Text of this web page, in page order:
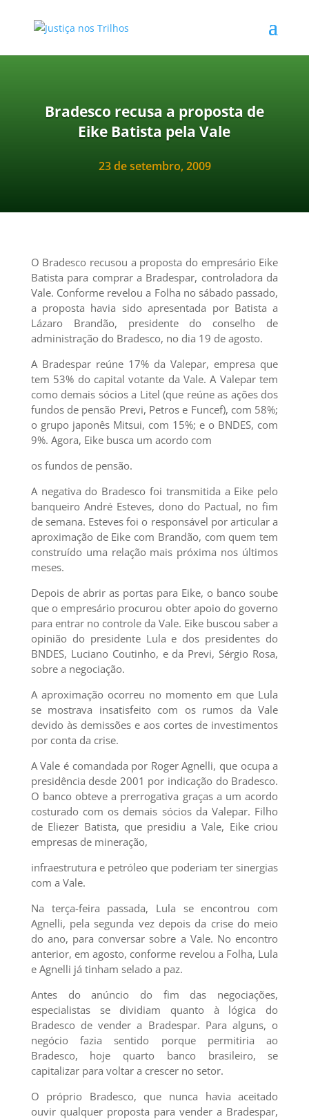
Bradesco recusa a proposta de
Eike Batista pela Vale
23 de setembro, 2009
O Bradesco recusou a proposta do empresário Eike
Batista para comprar a Bradespar, controladora da
Vale. Conforme revelou a Folha no sábado passado,
a proposta havia sido apresentada por Batista a
Lázaro Brandão, presidente do conselho de
administração do Bradesco, no dia 19 de agosto.
A Bradespar reúne 17% da Valepar, empresa que
tem 53% do capital votante da Vale. A Valepar tem
como demais sócios a Litel (que reúne as ações dos
fundos de pensão Previ, Petros e Funcef), com 58%;
o grupo japonês Mitsui, com 15%; e o BNDES, com
9%. Agora, Eike busca um acordo com
os fundos de pensão.
A negativa do Bradesco foi transmitida a Eike pelo
banqueiro André Esteves, dono do Pactual, no fim
de semana. Esteves foi o responsável por articular a
aproximação de Eike com Brandão, com quem tem
construído uma relação mais próxima nos últimos
meses.
Depois de abrir as portas para Eike, o banco soube
que o empresário procurou obter apoio do governo
para entrar no controle da Vale. Eike buscou saber a
opinião do presidente Lula e dos presidentes do
BNDES, Luciano Coutinho, e da Previ, Sérgio Rosa,
sobre a negociação.
A aproximação ocorreu no momento em que Lula
se mostrava insatisfeito com os rumos da Vale
devido às demissões e aos cortes de investimentos
por conta da crise.
A Vale é comandada por Roger Agnelli, que ocupa a
presidência desde 2001 por indicação do Bradesco.
O banco obteve a prerrogativa graças a um acordo
costurado com os demais sócios da Valepar. Filho
de Eliezer Batista, que presidiu a Vale, Eike criou
empresas de mineração,
infraestrutura e petróleo que poderiam ter sinergias
com a Vale.
Na terça-feira passada, Lula se encontrou com
Agnelli, pela segunda vez depois da crise do meio
do ano, para conversar sobre a Vale. No encontro
anterior, em agosto, conforme revelou a Folha, Lula
e Agnelli já tinham selado a paz.
Antes do anúncio do fim das negociações,
especialistas se dividiam quanto à lógica do
Bradesco de vender a Bradespar. Para alguns, o
negócio fazia sentido porque permitiria ao
Bradesco, hoje quarto banco brasileiro, se
capitalizar para voltar a crescer no setor.
O próprio Bradesco, que nunca havia aceitado
ouvir qualquer proposta para vender a Bradespar,